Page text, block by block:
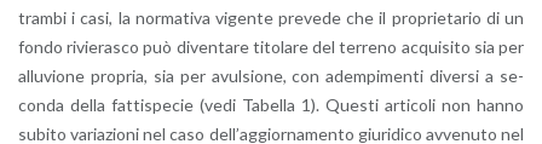
tram­bi i casi, la nor­ma­ti­va vi­gen­te pre­ve­de che il pro­prie­ta­rio di un
fondo ri­vie­ra­sco può di­ven­ta­re ti­to­la­re del ter­re­no ac­qui­si­to sia per
al­lu­vio­ne pro­pria, sia per avul­sio­ne, con adem­pi­men­ti di­ver­si a se­
con­da della fat­ti­spe­cie (vedi Ta­bel­la 1). Que­sti ar­ti­co­li non hanno
su­bi­to va­ria­zio­ni nel caso del­l’ag­gior­na­men­to giu­ri­di­co av­ve­nu­to nel